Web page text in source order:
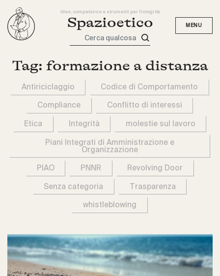
Idee, competenze e strumenti per l'integrità
Spazioetico
Cerca qualcosa
Tag: formazione a distanza
Antiriciclaggio Codice di Comportamento
Compliance Conflitto di interessi
Etica Integrità molestie sul lavoro
Piani Integrati di Amministrazione e
Organizzazione
PIAO PNNR Revolving Door
Senza categoria Trasparenza
whistleblowing